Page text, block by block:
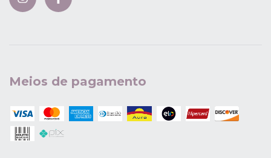
Meios de pagamento